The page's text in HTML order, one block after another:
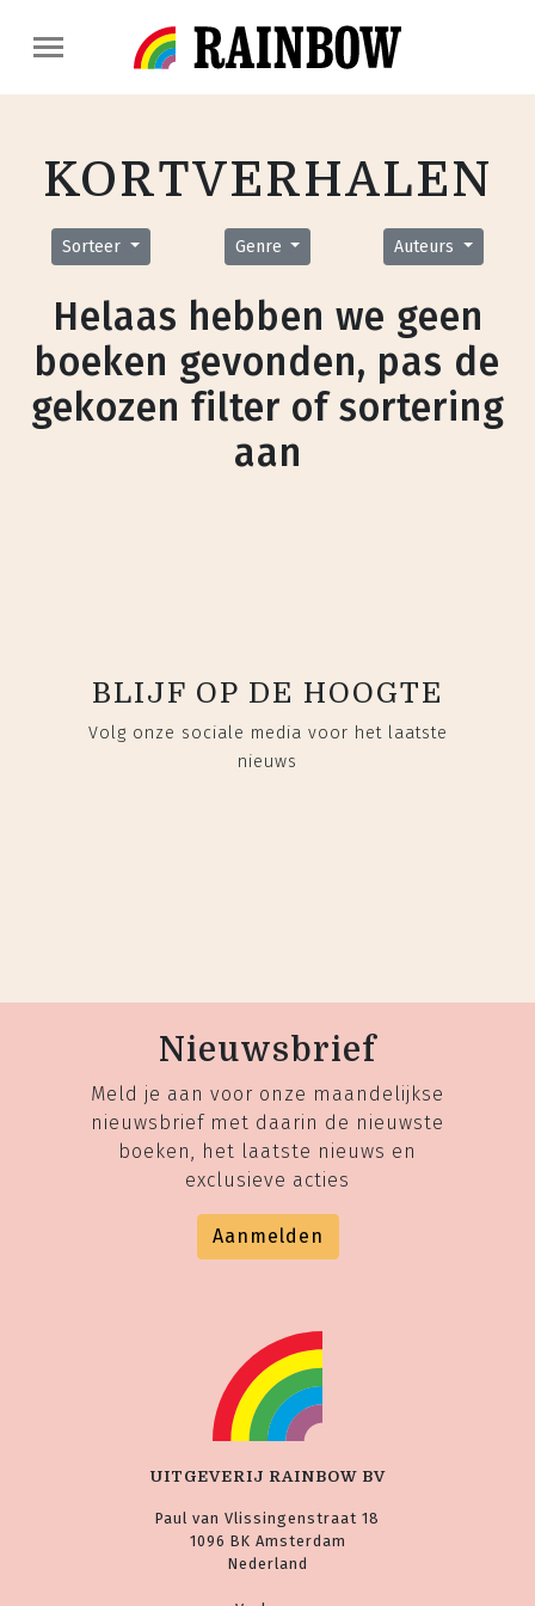
KORTVERHALEN
Sorteer Genre Auteurs
Helaas hebben we geen
boeken gevonden, pas de
gekozen filter of sortering
aan
BLIJF OP DE HOOGTE
Volg onze sociale media voor het laatste
nieuws
Nieuwsbrief
Meld je aan voor onze maandelijkse
nieuwsbrief met daarin de nieuwste
boeken, het laatste nieuws en
exclusieve acties
Aanmelden
UITGEVERIJ RAINBOW BV
Paul van Vlissingenstraat 18
1096 BK Amsterdam
Nederland